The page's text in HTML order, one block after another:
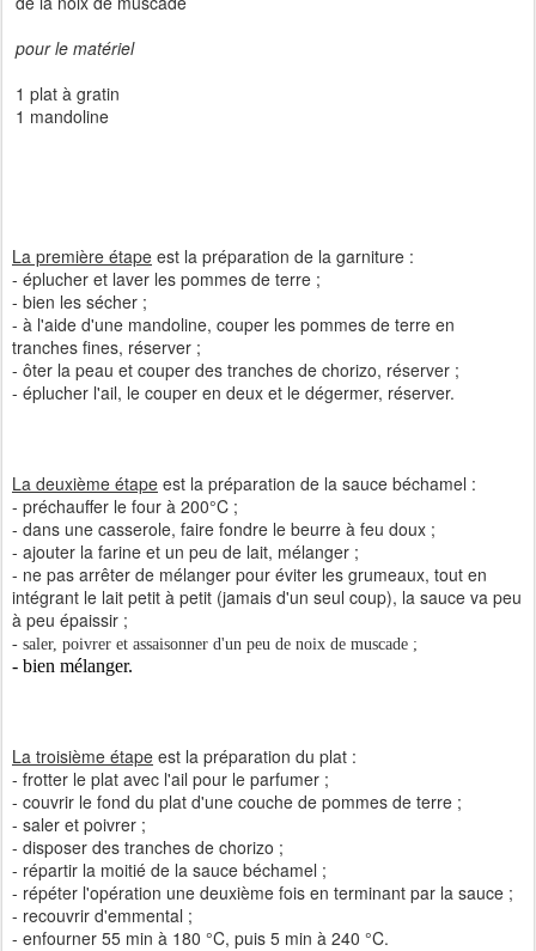
pour le matériel
1 plat à gratin
1 mandoline
La première étape est la préparation de la garniture :
- éplucher et laver les pommes de terre ;
- bien les sécher ;
- à l'aide d'une mandoline, couper les pommes de terre en
tranches fines, réserver ;
- ôter la peau et couper des tranches de chorizo, réserver ;
- éplucher l'ail, le couper en deux et le dégermer, réserver.
La deuxième étape est la préparation de la sauce béchamel :
- préchauffer le four à 200°C ;
- dans une casserole, faire fondre le beurre à feu doux ;
- ajouter la farine et un peu de lait, mélanger ;
- ne pas arrêter de mélanger pour éviter les grumeaux, tout en
intégrant le lait petit à petit (jamais d'un seul coup), la sauce va peu
à peu épaissir ;
- saler, poivrer et assaisonner d'un peu de noix de muscade ;
- bien mélanger.
La troisième étape est la préparation du plat :
- frotter le plat avec l'ail pour le parfumer ;
- couvrir le fond du plat d'une couche de pommes de terre ;
- saler et poivrer ;
- disposer des tranches de chorizo ;
- répartir la moitié de la sauce béchamel ;
- répéter l'opération une deuxième fois en terminant par la sauce ;
- recouvrir d'emmental ;
- enfourner 55 min à 180 °C, puis 5 min à 240 °C.